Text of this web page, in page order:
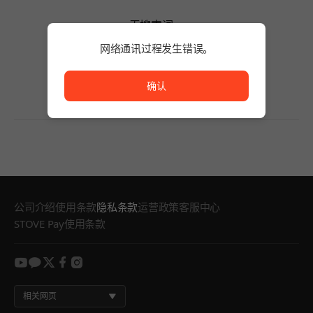
无搜索词。
请缩短搜索词的字数或变更筛选条件。
公司介绍使用条款隐私条款运营政策客服中心
STOVE Pay使用条款
youtube
kakao
twitter
facebook
instagram
相关网页
网络通讯过程发生错误。
确认